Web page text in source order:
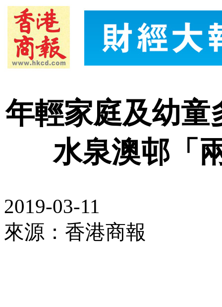
年輕家庭及幼童
水泉澳邨「
2019-03-11
來源：香港商報